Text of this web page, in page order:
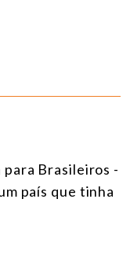
Brasileiros -
país que tinha